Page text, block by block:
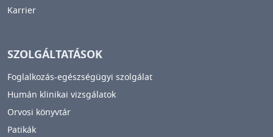
Karrier
SZOLGÁLTATÁSOK
Foglalkozás-egészségügyi szolgálat
Humán klinikai vizsgálatok
Orvosi könyvtár
Patikák